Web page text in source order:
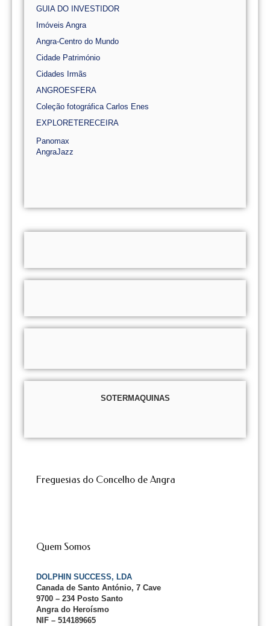
GUIA DO INVESTIDOR
Imóveis Angra
Angra-Centro do Mundo
Cidade Património
Cidades Irmãs
ANGROESFERA
Coleção fotográfica Carlos Enes
EXPLORETERECEIRA
Panomax
AngraJazz
SOTERMAQUINAS
Freguesias do Concelho de Angra
Quem Somos
DOLPHIN SUCCESS, LDA
Canada de Santo António, 7 Cave
9700 – 234 Posto Santo
Angra do Heroísmo
NIF – 514189665